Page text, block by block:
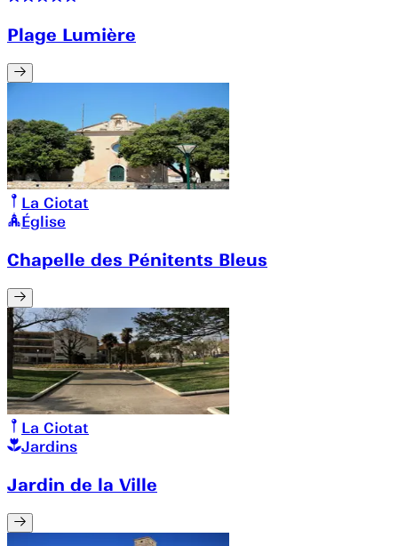
Plage Lumière
La Ciotat
Église
Chapelle des Pénitents Bleus
La Ciotat
Jardins
Jardin de la Ville